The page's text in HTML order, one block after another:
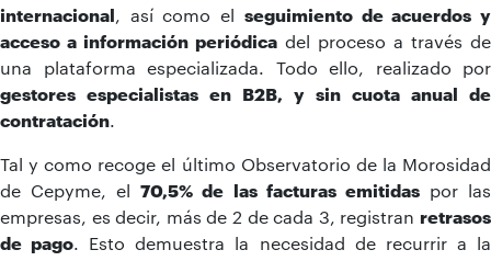
internacional , así como el seguimiento de acuerdos y
acceso a información periódica del proceso a través de
una plataforma especializada. Todo ello, realizado por
gestores especialistas en B2B, y sin cuota anual de
contratación
Tal y como recoge el último Observatorio de la Morosidad
de Cepyme, el70,5% de las facturas emitidaspor las
empresas, es decir, más de 2 de cada 3, registran retrasos
de pago . Esto demuestra la necesidad de recurrir a la